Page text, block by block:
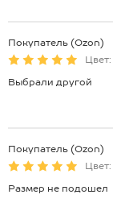
Покупатель (Ozon)
Цвет:
Выбрали другой
Покупатель (Ozon)
Цвет:
Размер не подошел